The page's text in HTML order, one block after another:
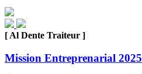
[ Al Dente Traiteur ]
Mission Entreprenarial 2025